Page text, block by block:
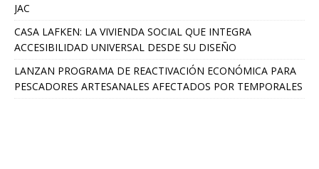
JAC
CASA LAFKEN: LA VIVIENDA SOCIAL QUE INTEGRA
ACCESIBILIDAD UNIVERSAL DESDE SU DISEÑO
LANZAN PROGRAMA DE REACTIVACIÓN ECONÓMICA PARA
PESCADORES ARTESANALES AFECTADOS POR TEMPORALES